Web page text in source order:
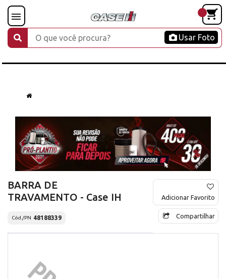
Usar Foto
BARRA DE
TRAVAMENTO - Case IH
Cód./PN 48188339
Adicionar Favorito
Compartilhar